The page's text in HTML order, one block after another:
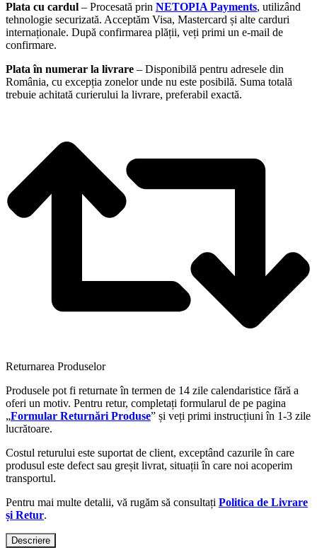
Plata cu cardul – Procesată prin NETOPIA Payments, utilizând
tehnologie securizată. Acceptăm Visa, Mastercard și alte carduri
internaționale. După confirmarea plății, veți primi un e-mail de
confirmare.
Plata în numerar la livrare – Disponibilă pentru adresele din
România, cu excepția zonelor unde nu este posibilă. Suma totală
trebuie achitată curierului la livrare, preferabil exactă.
Returnarea Produselor
Produsele pot fi returnate în termen de 14 zile calendaristice fără a
oferi un motiv. Pentru retur, completați formularul de pe pagina
„Formular Returnări Produse” și veți primi instrucțiuni în 1-3 zile
lucrătoare.
Costul returului este suportat de client, exceptând cazurile în care
produsul este defect sau greșit livrat, situații în care noi acoperim
transportul.
Pentru mai multe detalii, vă rugăm să consultați Politica de Livrare
și Retur.
Descriere